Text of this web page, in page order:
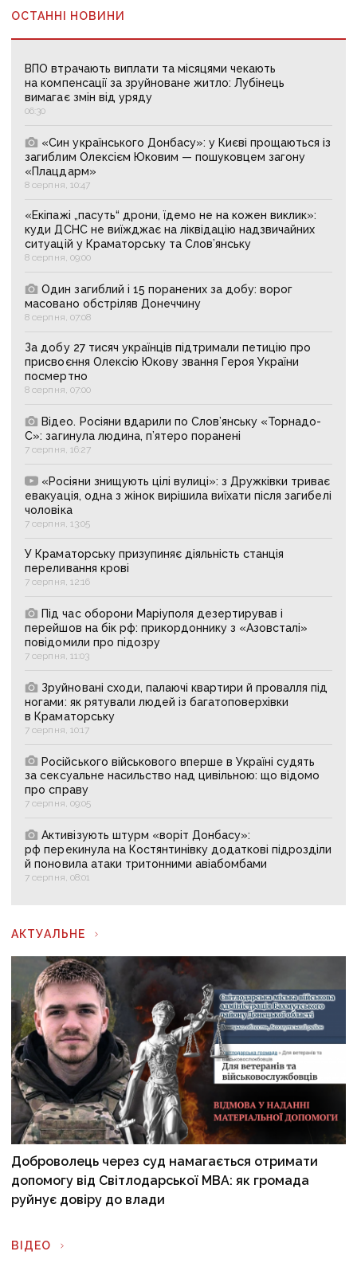
ОСТАННІ НОВИНИ
ВПО втрачають виплати та місяцями чекають
на компенсації за зруйноване житло: Лубінець
вимагає змін від уряду
06:30
«Син українського Донбасу»: у Києві прощаються із
загиблим Олексієм Юковим — пошуковцем загону
«Плацдарм»
8 серпня, 10:47
«Екіпажі „пасуть“ дрони, їдемо не на кожен виклик»:
куди ДСНС не виїжджає на ліквідацію надзвичайних
ситуацій у Краматорську та Слов’янську
8 серпня, 09:00
Один загиблий і 15 поранених за добу: ворог
масовано обстріляв Донеччину
8 серпня, 07:08
За добу 27 тисяч українців підтримали петицію про
присвоєння Олексію Юкову звання Героя України
посмертно
8 серпня, 07:00
Відео. Росіяни вдарили по Слов’янську «Торнадо-
С»: загинула людина, п’ятеро поранені
7 серпня, 16:27
«Росіяни знищують цілі вулиці»: з Дружківки триває
евакуація, одна з жінок вирішила виїхати після загибелі
чоловіка
7 серпня, 13:05
У Краматорську призупиняє діяльність станція
переливання крові
7 серпня, 12:16
Під час оборони Маріуполя дезертирував і
перейшов на бік рф: прикордоннику з «Азовсталі»
повідомили про підозру
7 серпня, 11:03
Зруйновані сходи, палаючі квартири й провалля під
ногами: як рятували людей із багатоповерхівки
в Краматорську
7 серпня, 10:17
Російського військового вперше в Україні судять
за сексуальне насильство над цивільною: що відомо
про справу
7 серпня, 09:05
Активізують штурм «воріт Донбасу»:
рф перекинула на Костянтинівку додаткові підрозділи
й поновила атаки тритонними авіабомбами
7 серпня, 08:01
АКТУАЛЬНЕ
Доброволець через суд намагається отримати
допомогу від Світлодарської МВА: як громада
руйнує довіру до влади
ВІДЕО